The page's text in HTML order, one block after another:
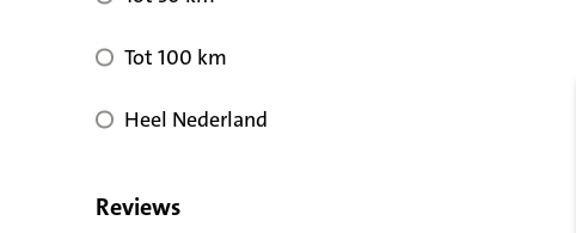
Tot 100 km
Heel Nederland
Reviews